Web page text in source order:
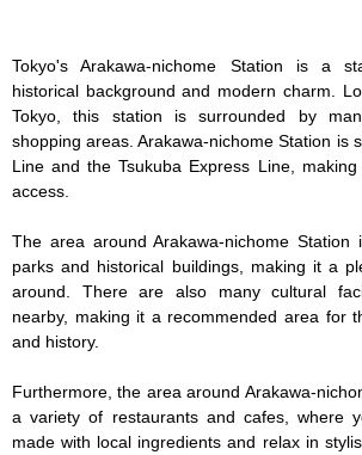
Tokyo's Arakawa-nichome Station is a
historical background and modern charm.
Tokyo, this station is surrounded by
shopping areas. Arakawa-nichome Station is
Line and the Tsukuba Express Line,
access.
The area around Arakawa-nichome Station
parks and historical buildings, making it a
around. There are also many cultural
nearby, making it a recommended area for
and history.
Furthermore, the area around Arakawa-
a variety of restaurants and cafes, where
made with local ingredients and relax in